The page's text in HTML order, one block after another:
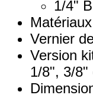
1/4"
Vernier
Version
1/8", 3/8"